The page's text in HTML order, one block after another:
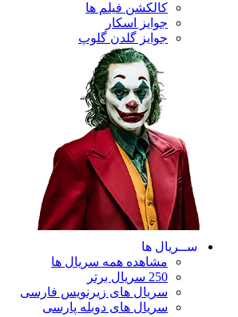
کالکشن فیلم ها
جوایز اسکار
جوایز گلدن گلوپ
ســریال ها
مشاهده همه سریال ها
250 سریال برتر
سریال های زیرنویس فارسی
سریال های دوبله پارسی